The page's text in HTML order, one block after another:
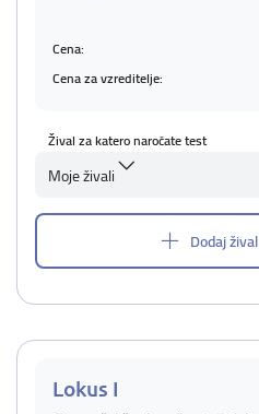
Cena:
Cena za vzreditelje:
Žival za katero naročate test
Moje živali
Dodaj žival
Lokus I